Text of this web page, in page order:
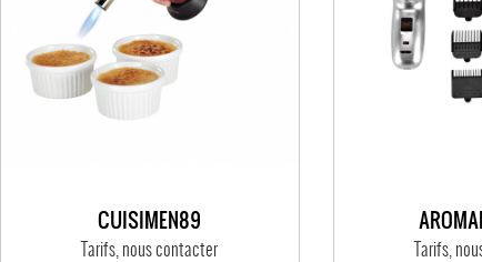
CUISIMEN89
Tarifs, nous contacter Tarifs,